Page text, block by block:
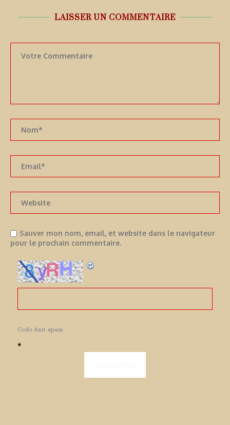
LAISSER UN COMMENTAIRE
Sauver mon nom, email, et website dans le navigateur
pour le prochain commentaire.
Code Anti-spam
*